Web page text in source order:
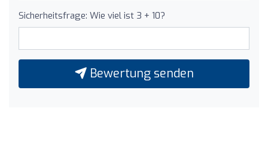
Sicherheitsfrage: Wie viel ist 3 + 10?
Bewertung senden